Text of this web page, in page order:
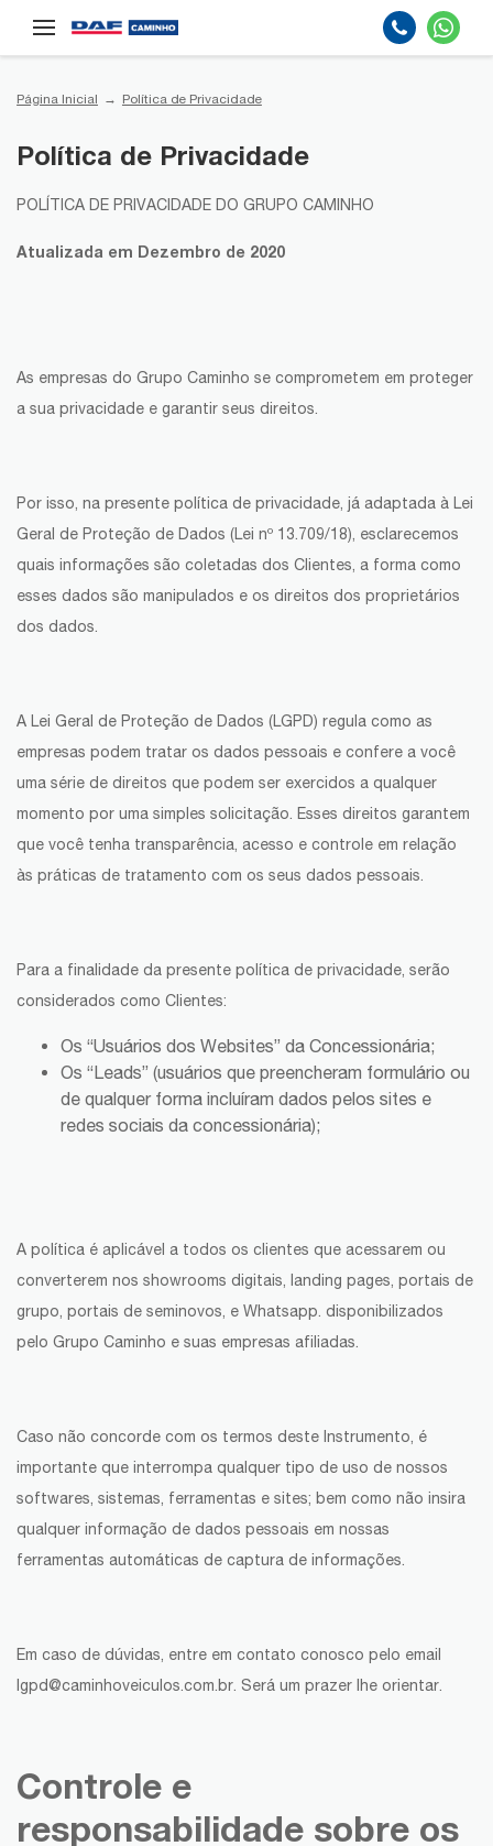
Página Inicial Política de Privacidade
Política de Privacidade
POLÍTICA DE PRIVACIDADE DO GRUPO CAMINHO
Atualizada em Dezembro de 2020
As empresas do Grupo Caminho se comprometem em proteger
a sua privacidade e garantir seus direitos.
Por isso, na presente política de privacidade, já adaptada à Lei
Geral de Proteção de Dados (Lei nº 13.709/18), esclarecemos
quais informações são coletadas dos Clientes, a forma como
esses dados são manipulados e os direitos dos proprietários
dos dados.
A Lei Geral de Proteção de Dados (LGPD) regula como as
empresas podem tratar os dados pessoais e confere a você
uma série de direitos que podem ser exercidos a qualquer
momento por uma simples solicitação. Esses direitos garantem
que você tenha transparência, acesso e controle em relação
às práticas de tratamento com os seus dados pessoais.
Para a finalidade da presente política de privacidade, serão
considerados como Clientes:
Os “Usuários dos Websites” da Concessionária;
Os “Leads” (usuários que preencheram formulário ou
de qualquer forma incluíram dados pelos sites e
redes sociais da concessionária);
A política é aplicável a todos os clientes que acessarem ou
converterem nos showrooms digitais, landing pages, portais de
grupo, portais de seminovos, e Whatsapp. disponibilizados
pelo Grupo Caminho e suas empresas afiliadas.
Caso não concorde com os termos deste Instrumento, é
importante que interrompa qualquer tipo de uso de nossos
softwares, sistemas, ferramentas e sites; bem como não insira
qualquer informação de dados pessoais em nossas
ferramentas automáticas de captura de informações.
Em caso de dúvidas, entre em contato conosco pelo email
lgpd@caminhoveiculos.com.br. Será um prazer lhe orientar.
Controle e
responsabilidade sobre os